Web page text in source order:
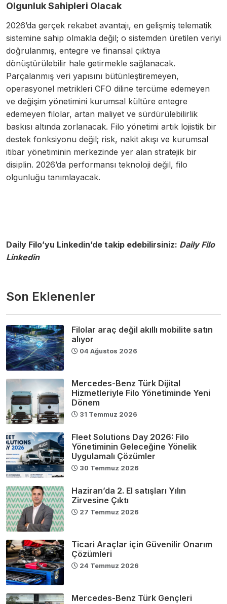
Olgunluk Sahipleri Olacak
2026’da gerçek rekabet avantajı, en gelişmiş telematik
sistemine sahip olmakla değil; o sistemden üretilen veriyi
doğrulanmış, entegre ve finansal çıktıya
dönüştürülebilir hale getirmekle sağlanacak.
Parçalanmış veri yapısını bütünleştiremeyen,
operasyonel metrikleri CFO diline tercüme edemeyen
ve değişim yönetimini kurumsal kültüre entegre
edemeyen filolar, artan maliyet ve sürdürülebilirlik
baskısı altında zorlanacak. Filo yönetimi artık lojistik bir
destek fonksiyonu değil; risk, nakit akışı ve kurumsal
itibar yönetiminin merkezinde yer alan stratejik bir
disiplin. 2026’da performansı teknoloji değil, filo
olgunluğu tanımlayacak.
Daily Filo’yu Linkedin’de takip edebilirsiniz: Daily Filo
Linkedin
Son Eklenenler
Filolar araç değil akıllı mobilite satın
alıyor
04 Ağustos 2026
Mercedes-Benz Türk Dijital
Hizmetleriyle Filo Yönetiminde Yeni
Dönem
31 Temmuz 2026
Fleet Solutions Day 2026: Filo
Yönetiminin Geleceğine Yönelik
Uygulamalı Çözümler
30 Temmuz 2026
Haziran’da 2. El satışları Yılın
Zirvesine Çıktı
27 Temmuz 2026
Ticari Araçlar için Güvenilir Onarım
Çözümleri
24 Temmuz 2026
Mercedes-Benz Türk Gençleri